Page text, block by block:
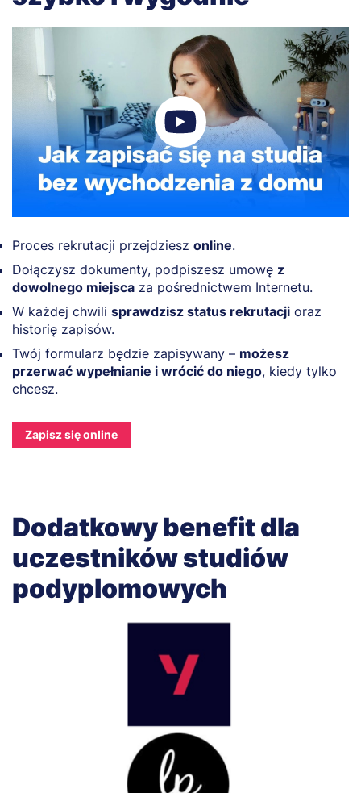
Proces rekrutacji przejdziesz online.
Dołączysz dokumenty, podpiszesz umowę z
dowolnego miejsca za pośrednictwem Internetu.
W każdej chwili sprawdzisz status rekrutacji oraz
historię zapisów.
Twój formularz będzie zapisywany – możesz
przerwać wypełnianie i wrócić do niego, kiedy tylko
chcesz.
Zapisz się online
Dodatkowy benefit dla
uczestników studiów
podyplomowych